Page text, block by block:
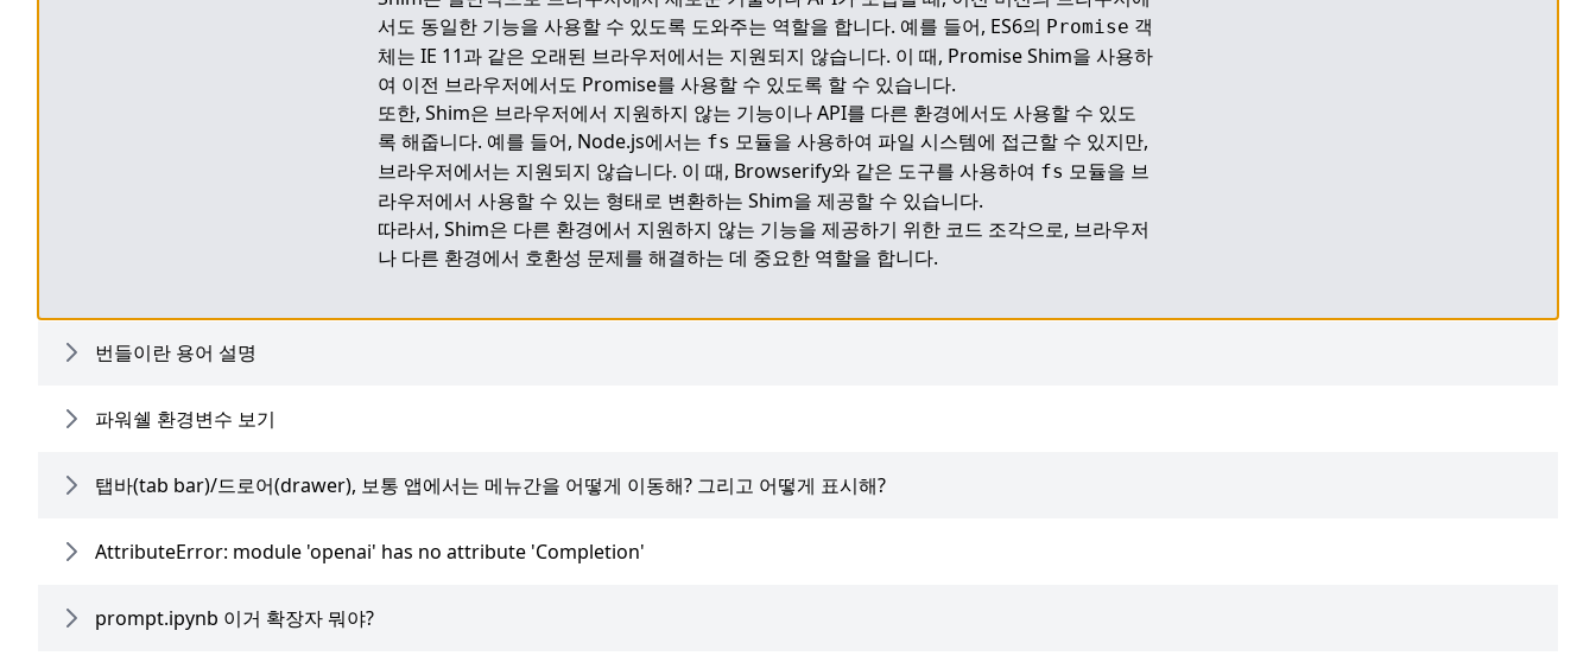
서도 동일한 기능을 사용할 수 있도록 도와주는 역할을 합니다. 예를 들어, ES6의 Promise 객
체는 IE 11과 같은 오래된 브라우저에서는 지원되지 않습니다. 이 때, Promise Shim을 사용하
여 이전 브라우저에서도 Promise를 사용할 수 있도록 할 수 있습니다.
또한, Shim은 브라우저에서 지원하지 않는 기능이나 API를 다른 환경에서도 사용할 수 있도
록 해줍니다. 예를 들어, Node.js에서는 fs 모듈을 사용하여 파일 시스템에 접근할 수 있지만,
브라우저에서는 지원되지 않습니다. 이 때, Browserify와 같은 도구를 사용하여 fs 모듈을 브
라우저에서 사용할 수 있는 형태로 변환하는 Shim을 제공할 수 있습니다.
따라서, Shim은 다른 환경에서 지원하지 않는 기능을 제공하기 위한 코드 조각으로, 브라우저
나 다른 환경에서 호환성 문제를 해결하는 데 중요한 역할을 합니다.
번들이란 용어 설명
파워쉘 환경변수 보기
탭바(tab bar)/드로어(drawer), 보통 앱에서는 메뉴간을 어떻게 이동해? 그리고 어떻게 표시해?
AttributeError: module 'openai' has no attribute 'Completion'
prompt.ipynb 이거 확장자 뭐야?